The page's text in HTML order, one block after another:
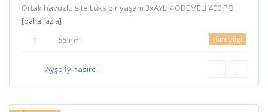
Ortak havuzlu site Lüks bir yaşam 3xAYLIK ÖDEMELİ 400 PO
[daha fazla]
1 55 m2 tüm bilgi
Ayşe İyihasırcı
Long